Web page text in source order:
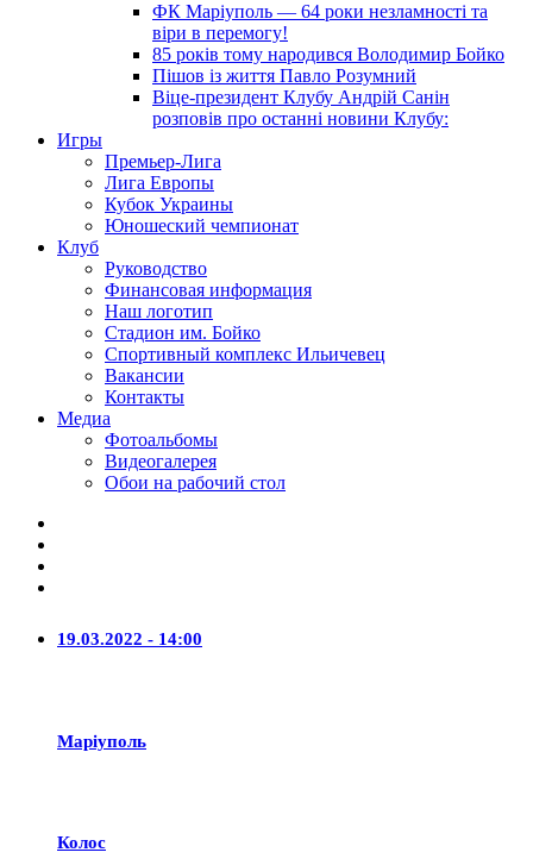
ФК Маріуполь — 64 роки незламності та
віри в перемогу!
85 років тому народився Володимир Бойко
Пішов із життя Павло Розумний
Віце-президент Клубу Андрій Санін
розповів про останні новини Клубу:
Игры
Премьер-Лига
Лига Европы
Кубок Украины
Юношеский чемпионат
Клуб
Руководство
Финансовая информация
Наш логотип
Стадион им. Бойко
Спортивный комплекс Ильичевец
Вакансии
Контакты
Медиа
Фотоальбомы
Видеогалерея
Обои на рабочий стол
19.03.2022 - 14:00
Маріуполь
Колос